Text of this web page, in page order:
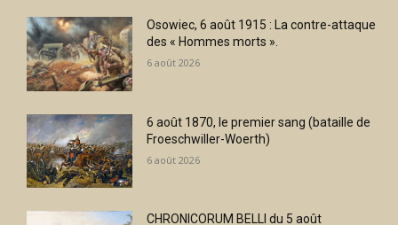
Osowiec, 6 août 1915 : La contre-attaque
des « Hommes morts ».
6 août 2026
6 août 1870, le premier sang (bataille de
Froeschwiller-Woerth)
6 août 2026
CHRONICORUM BELLI du 5 août